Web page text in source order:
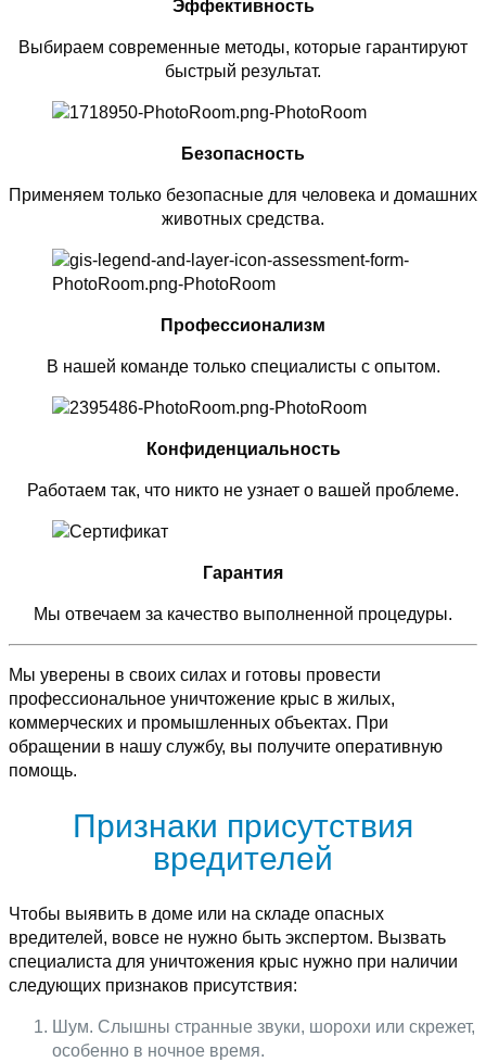
Эффективность
Выбираем современные методы, которые гарантируют
быстрый результат.
Безопасность
Применяем только безопасные для человека и домашних
животных средства.
Профессионализм
В нашей команде только специалисты с опытом.
Конфиденциальность
Работаем так, что никто не узнает о вашей проблеме.
Гарантия
Мы отвечаем за качество выполненной процедуры.
Мы уверены в своих силах и готовы провести
профессиональное уничтожение крыс в жилых,
коммерческих и промышленных объектах. При
обращении в нашу службу, вы получите оперативную
помощь.
Признаки присутствия
вредителей
Чтобы выявить в доме или на складе опасных
вредителей, вовсе не нужно быть экспертом. Вызвать
специалиста для уничтожения крыс нужно при наличии
следующих признаков присутствия:
Шум. Слышны странные звуки, шорохи или скрежет,
особенно в ночное время.